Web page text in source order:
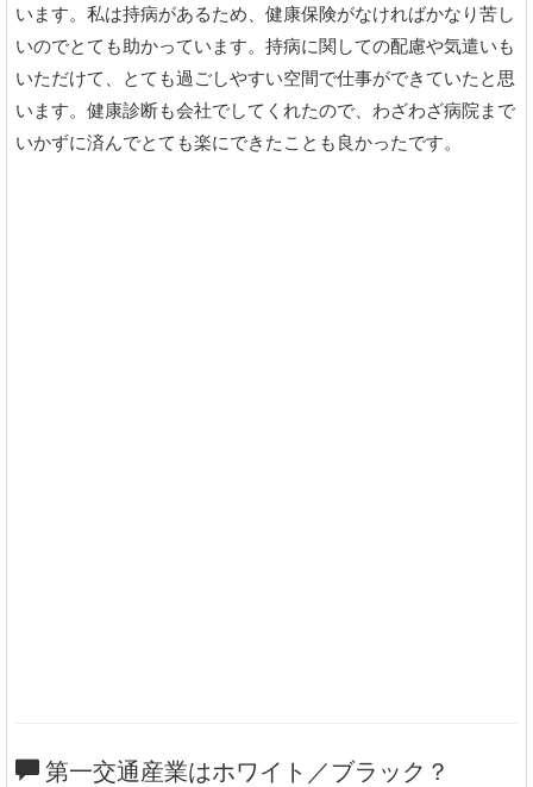
います。私は持病があるため、健康保険がなければかなり苦し
いのでとても助かっています。持病に関しての配慮や気遣いも
いただけて、とても過ごしやすい空間で仕事ができていたと思
います。健康診断も会社でしてくれたので、わざわざ病院まで
いかずに済んでとても楽にできたことも良かったです。
第一交通産業はホワイト／ブラック？